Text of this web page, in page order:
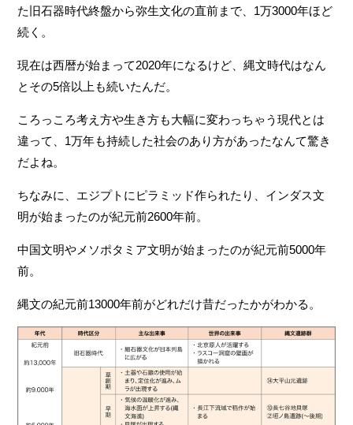
た旧石器時代終盤から弥生文化の直前まで、1万3000年ほど
続く。
現在は西暦が始まって2020年になるけど、縄文時代はなん
とその5倍以上も続いたんだ。
ころっころ考え方や生き方も大幅に変わっちゃう現代とは
違って、1万年も持続した社会のあり方があったなんて驚き
だよね。
ちなみに、エジプトにピラミッド作られたり、インダス文
明が始まったのが紀元前2600年前。
中国文明やメソポタミア文明が始まったのが紀元前5000年
前。
縄文の紀元前13000年前がどれだけ昔だったかがわかる。